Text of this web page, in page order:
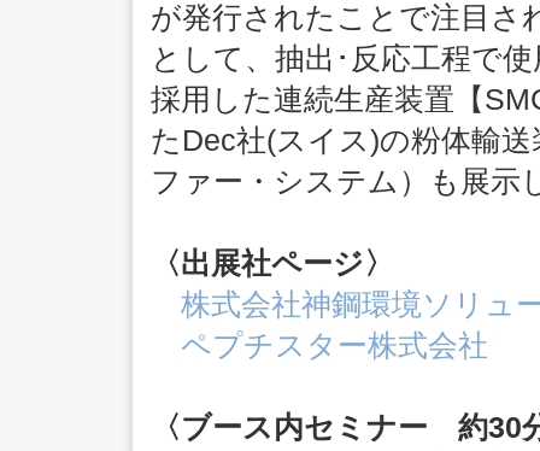
が発行されたことで注目さ
として、抽出･反応工程で
採用した連続生産装置【
たDec社(スイス)の粉体輸
ファー・システム）も展示
〈出展社ページ〉
株式会社神鋼環境ソリュ
ペプチスター株式会社
〈ブース内セミナー 約30